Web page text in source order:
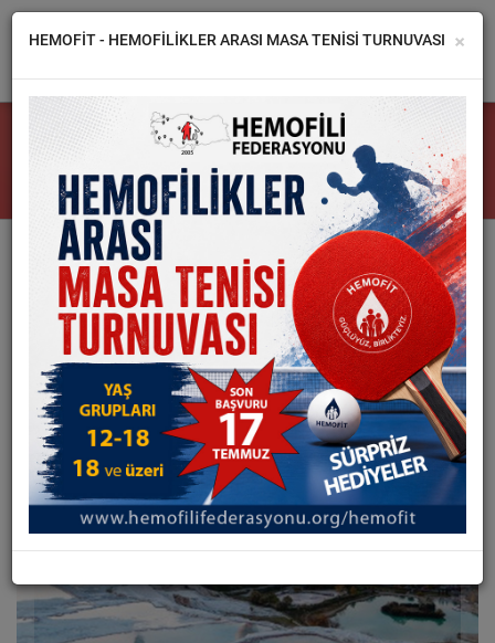
FEDERASYON
HEMOFİLİ
HABERLER
GALERİ
İLETİŞİM
TÜM HABERLER
×
HEMOFİT - HEMOFİLİKLER ARASI MASA TENİSİ TURNUVASI